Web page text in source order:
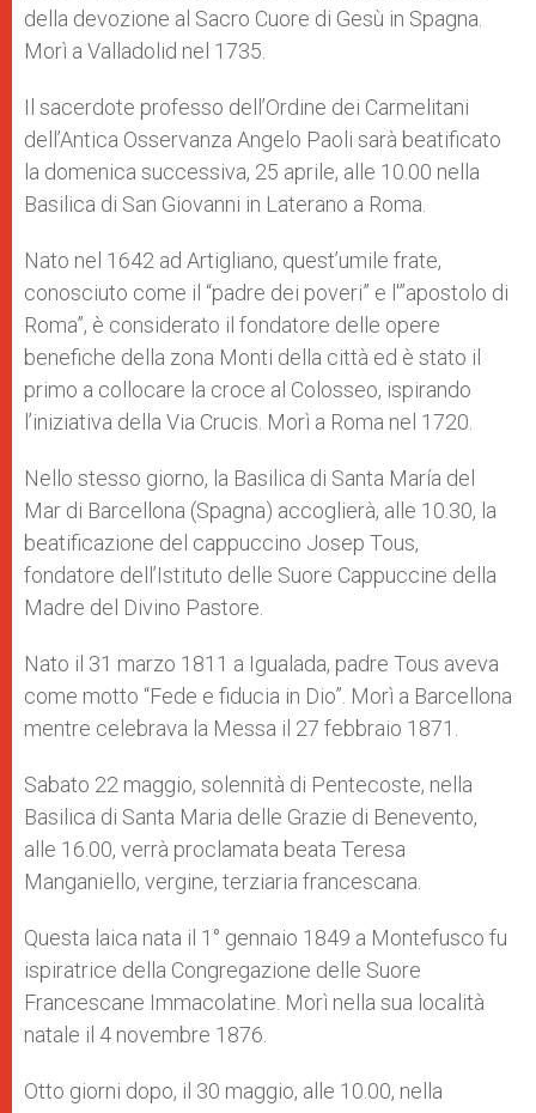
della devozione al Sacro Cuore di Gesù in Spagna.
Morì a Valladolid nel 1735.
Il sacerdote professo dell’Ordine dei Carmelitani
dell’Antica Osservanza Angelo Paoli sarà beatificato
la domenica successiva, 25 aprile, alle 10.00 nella
Basilica di San Giovanni in Laterano a Roma.
Nato nel 1642 ad Artigliano, quest’umile frate,
conosciuto come il “padre dei poveri” e l'”apostolo di
Roma”, è considerato il fondatore delle opere
benefiche della zona Monti della città ed è stato il
primo a collocare la croce al Colosseo, ispirando
l’iniziativa della Via Crucis. Morì a Roma nel 1720.
Nello stesso giorno, la Basilica di Santa María del
Mar di Barcellona (Spagna) accoglierà, alle 10.30, la
beatificazione del cappuccino Josep Tous,
fondatore dell’Istituto delle Suore Cappuccine della
Madre del Divino Pastore.
Nato il 31 marzo 1811 a Igualada, padre Tous aveva
come motto “Fede e fiducia in Dio”. Morì a Barcellona
mentre celebrava la Messa il 27 febbraio 1871.
Sabato 22 maggio, solennità di Pentecoste, nella
Basilica di Santa Maria delle Grazie di Benevento,
alle 16.00, verrà proclamata beata Teresa
Manganiello, vergine, terziaria francescana.
Questa laica nata il 1° gennaio 1849 a Montefusco fu
ispiratrice della Congregazione delle Suore
Francescane Immacolatine. Morì nella sua località
natale il 4 novembre 1876.
Otto giorni dopo, il 30 maggio, alle 10.00, nella